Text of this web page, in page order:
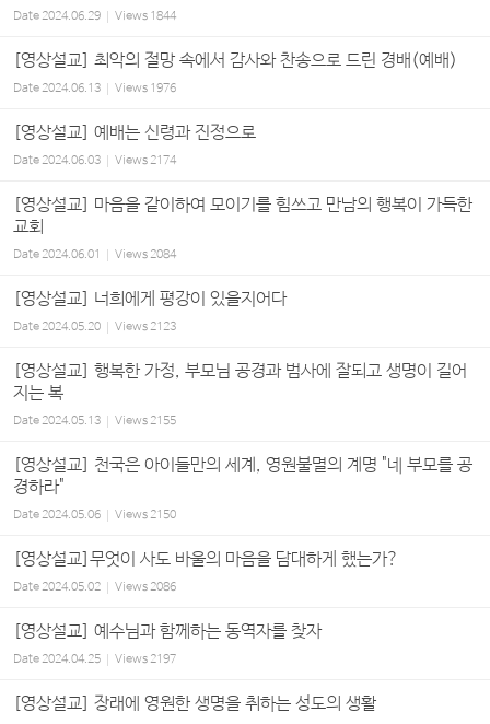
Date2024.06.29 Views 1844
[영상설교] 최악의 절망 속에서 감사와 찬송으로 드린 경배(예배)
Date2024.06.13 Views 1976
[영상설교] 예배는 신령과 진정으로
Date2024.06.03 Views2174
[영상설교] 마음을 같이하여 모이기를 힘쓰고 만남의 행복이 가득한
교회
Date2024.06.01 Views2084
[영상설교] 너희에게 평강이 있을지어다
Date2024.05.20 Views2123
[영상설교] 행복한 가정, 부모님 공경과 범사에 잘되고 생명이 길어
지는 복
Date2024.05.13 Views2155
[영상설교] 천국은 아이들만의 세계, 영원불멸의 계명 "네 부모를 공
경하라"
Date2024.05.06 Views2150
[영상설교]무엇이 사도 바울의 마음을 담대하게 했는가?
Date2024.05.02 Views2086
[영상설교] 예수님과 함께하는 동역자를 찾자
Date2024.04.25 Views2197
[영상설교] 장래에 영원한 생명을 취하는 성도의 생활